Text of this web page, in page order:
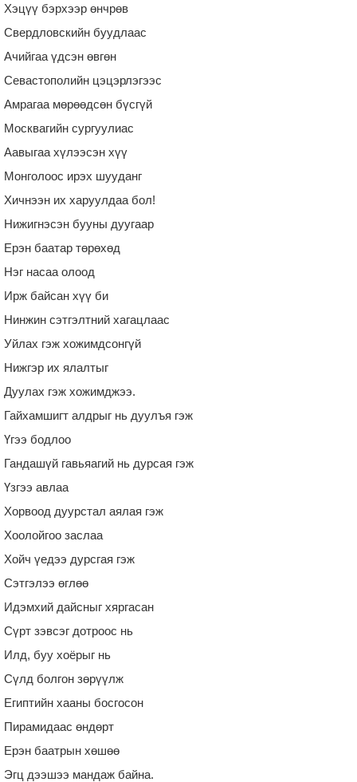
Хэцүү бэрхээр өнчрөв
Свердловскийн буудлаас
Ачийгаа үдсэн өвгөн
Севастополийн цэцэрлэгээс
Амрагаа мөрөөдсөн бүсгүй
Москвагийн сургуулиас
Аавыгаа хүлээсэн хүү
Монголоос ирэх шууданг
Хичнээн их харуулдаа бол!
Нижигнэсэн бууны дуугаар
Ерэн баатар төрөхөд
Нэг насаа олоод
Ирж байсан хүү би
Нинжин сэтгэлтний хагацлаас
Уйлах гэж хожимдсонгүй
Нижгэр их ялалтыг
Дуулах гэж хожимджээ.
Гайхамшигт алдрыг нь дуулъя гэж
Үгээ бодлоо
Гандашүй гавьяагий нь дурсая гэж
Үзгээ авлаа
Хорвоод дуурстал аялая гэж
Хоолойгоо заслаа
Хойч үедээ дурсгая гэж
Сэтгэлээ өглөө
Идэмхий дайсныг хяргасан
Сүрт зэвсэг дотроос нь
Илд, буу хоёрыг нь
Сүлд болгон зөрүүлж
Египтийн хааны босгосон
Пирамидаас өндөрт
Ерэн баатрын хөшөө
Эгц дээшээ мандаж байна.